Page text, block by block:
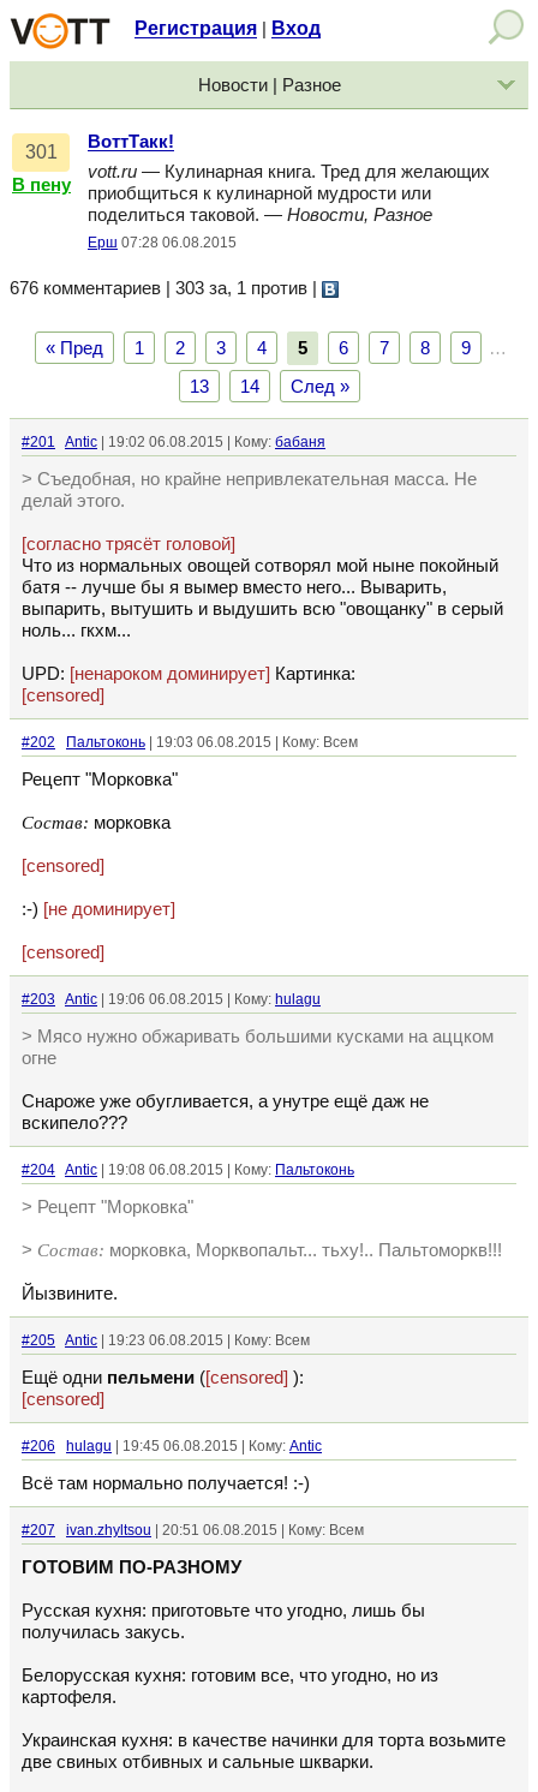
Регистрация Вход
Новости | Разное
301
В пену
ВоттТакк!
vott.ru — Кулинарная книга. Тред для желающих
приобщиться к кулинарной мудрости или
поделиться таковой. — Новости, Разное
Ерш 07:28 06.08.2015
676 комментариев | 303 за, 1 против
« Пред 1 2 3 4 5 6 7 8 9
…
13
14 След »
#201 Antic | 19:02 06.08.2015 | Кому: бабаня
> Съедобная, но крайне непривлекательная масса. Не
делай этого.
[согласно трясёт головой]
Что из нормальных овощей сотворял мой ныне покойный
батя -- лучше бы я вымер вместо него... Выварить,
выпарить, вытушить и выдушить всю "овощанку" в серый
ноль... гкхм...
UPD: [ненароком доминирует] Картинка:
[censored]
#202 Пальтоконь | 19:03 06.08.2015 | Кому: Всем
Рецепт "Морковка"
Состав: морковка
[censored]
:-) [не доминирует]
[censored]
#203 Antic | 19:06 06.08.2015 | Кому: hulagu
> Мясо нужно обжаривать большими кусками на аццком
огне
Снароже уже обугливается, а унутре ещё даж не
вскипело???
#204 Antic | 19:08 06.08.2015 | Кому: Пальтоконь
> Рецепт "Морковка"
> Состав: морковка, Морквопальт... тьху!.. Пальтоморкв!!!
Йызвините.
#205 Antic | 19:23 06.08.2015 | Кому: Всем
Ещё одни пельмени ([censored] ):
[censored]
#206 hulagu | 19:45 06.08.2015 | Кому: Antic
Всё там нормально получается! :-)
#207 ivan.zhyltsou | 20:51 06.08.2015 | Кому: Всем
ГОТОВИМ ПО-РАЗНОМУ
Русская кухня: приготовьте что угодно, лишь бы
получилась закусь.
Белорусская кухня: готовим все, что угодно, но из
картофеля.
Украинская кухня: в качестве начинки для торта возьмите
две свиных отбивных и сальные шкварки.